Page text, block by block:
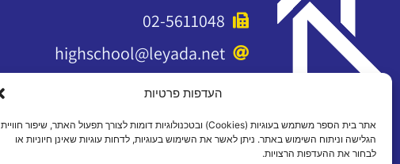
העדפות פרטיות
אתר בית הספר משתמש בעוגיות (Cookies) ובטכנולוגיות דומות לצורך תפעול האתר, שיפור חוויית
הגלישה וניתוח השימוש באתר. ניתן לאשר את השימוש בעוגיות, לדחות עוגיות שאינן חיוניות או
לבחור את ההעדפות הרצויות.
02-5611048
highschool@leyada.net